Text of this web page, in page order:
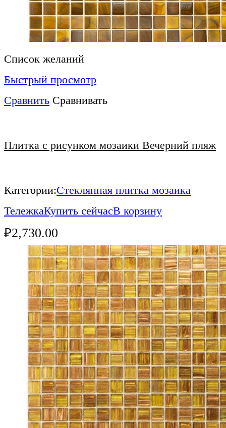
Список желаний
Быстрый просмотр
Сравнить Сравнивать
Плитка с рисунком мозаики Вечерний пляж
Категории:Стеклянная плитка мозаика
ТележкаКупить сейчасВ корзину
₽2,730.00